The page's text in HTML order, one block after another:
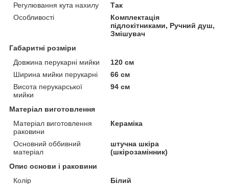
Регулювання кута нахилу
Так
Особливості
Комплектація
підлокітниками, Ручний душ,
Змішувач
Габаритні розміри
Довжина перукарні мийки
120 см
Ширина мийки перукарні
66 см
Висота перукарської
мийки
94 см
Матеріал виготовлення
Матеріал виготовлення
раковини
Кераміка
Основний оббивний
матеріал
штучна шкіра
(шкірозамінник)
Опис основи і раковини
Колір
Білий